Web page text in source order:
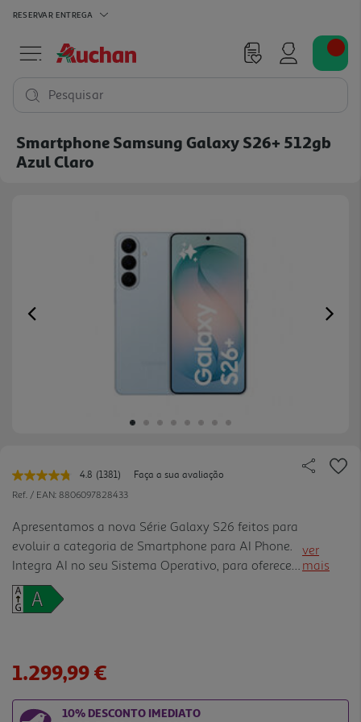
RESERVAR ENTREGA
Pesquisar
Smartphone Samsung Galaxy S26+ 512gb
Azul Claro
Previous
4.8 Leu
1381
para
a
mesma
página.
(1381)
Faça a sua avaliação
Ref. / EAN: 8806097828433
Apresentamos a nova Série Galaxy S26 feitos para
evoluir a categoria de Smartphone para AI Phone.
Integra AI no seu Sistema Operativo, para oferecer
uma experiência mais confortável, simples e
intuitiva em todas as tarefas do dia a dia. Design
Feita de Alumínio Armor e vidro de última geração,
combina elegância à resistência IP 68 e à
ver
mais
1.299,99 €
10% DESCONTO IMEDIATO